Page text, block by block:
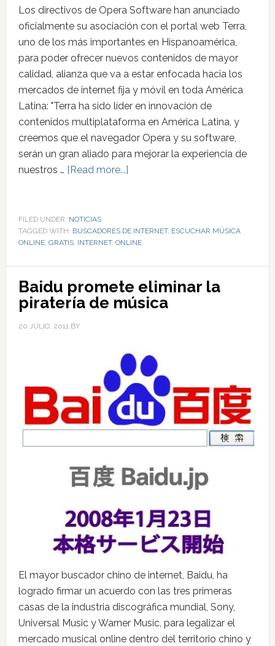
Los directivos de Opera Software han anunciado
oficialmente su asociación con el portal web Terra,
uno de los más importantes en Hispanoamérica,
para poder ofrecer nuevos contenidos de mayor
calidad, alianza que va a estar enfocada hacia los
mercados de internet fija y móvil en toda América
Latina: "Terra ha sido líder en innovación de
contenidos multiplataforma en América Latina, y
creemos que el navegador Opera y su software,
serán un gran aliado para mejorar la experiencia de
nuestros … [Read more...]
FILED UNDER: NOTICIAS
TAGGED WITH: BUSCADORES DE INTERNET, ESCUCHAR MÚSICA
ONLINE, GRATIS, INTERNET, ONLINE
Baidu promete eliminar la
piratería de música
20 JULIO, 2011 BY
El mayor buscador chino de internet, Baidu, ha
logrado firmar un acuerdo con las tres primeras
casas de la industria discográfica mundial, Sony,
Universal Music y Warner Music, para legalizar el
mercado musical online dentro del territorio chino y